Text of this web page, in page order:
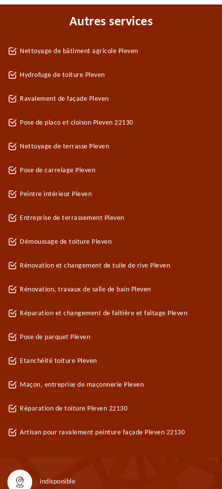
Autres services
Nettoyage de bâtiment agricole Pleven
Hydrofuge de toiture Pleven
Ravalement de façade Pleven
Pose de placo et cloison Pleven 22130
Nettoyage de terrasse Pleven
Pose de carrelage Pleven
Peintre intérieur Pleven
Entreprise de terrassement Pleven
Démoussage de toiture Pleven
Rénovation et changement de tuile de rive Pleven
Rénovation, travaux de salle de bain Pleven
Réparation et changement de faîtière et faîtage Pleven
Pose de parquet Pleven
Etanchéité toiture Pleven
Maçon, entreprise de maçonnerie Pleven
Réparation de toiture Pleven 22130
Artisan pour ravalement peinture façade Pleven 22130
indisponible